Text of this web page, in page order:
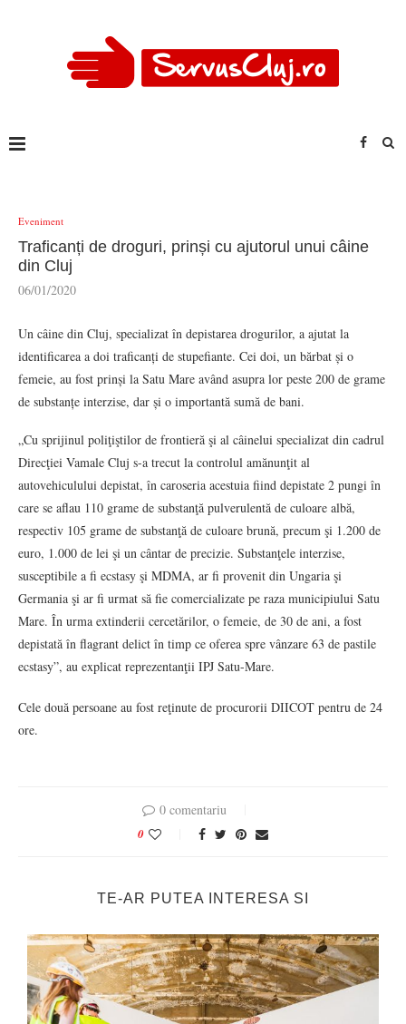
Eveniment
Traficanți de droguri, prinși cu ajutorul unui câine
din Cluj
06/01/2020
Un câine din Cluj, specializat în depistarea drogurilor, a ajutat la
identificarea a doi traficanți de stupefiante. Cei doi, un bărbat și o
femeie, au fost prinși la Satu Mare având asupra lor peste 200 de grame
de substanțe interzise, dar și o importantă sumă de bani.
„Cu sprijinul poliţiştilor de frontieră şi al câinelui specializat din cadrul
Direcţiei Vamale Cluj s-a trecut la controlul amănunţit al
autovehiculului depistat, în caroseria acestuia fiind depistate 2 pungi în
care se aflau 110 grame de substanţă pulverulentă de culoare albă,
respectiv 105 grame de substanţă de culoare brună, precum şi 1.200 de
euro, 1.000 de lei şi un cântar de precizie. Substanţele interzise,
susceptibile a fi ecstasy şi MDMA, ar fi provenit din Ungaria şi
Germania şi ar fi urmat să fie comercializate pe raza municipiului Satu
Mare. În urma extinderii cercetărilor, o femeie, de 30 de ani, a fost
depistată în flagrant delict în timp ce oferea spre vânzare 63 de pastile
ecstasy”, au explicat reprezentanţii IPJ Satu-Mare.
Cele două persoane au fost reţinute de procurorii DIICOT pentru de 24
ore.
0 comentariu
0
TE-AR PUTEA INTERESA SI